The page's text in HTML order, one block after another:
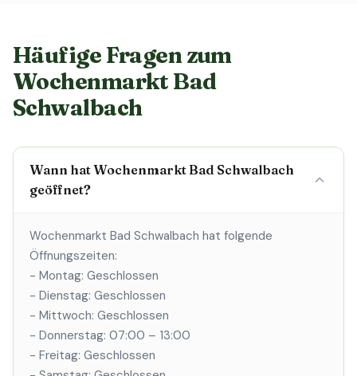
Häufige Fragen zum
Wochenmarkt Bad
Schwalbach
Wann hat Wochenmarkt Bad Schwalbach
geöffnet?
Wochenmarkt Bad Schwalbach hat folgende
Öffnungszeiten:
- Montag: Geschlossen
- Dienstag: Geschlossen
- Mittwoch: Geschlossen
- Donnerstag: 07:00 – 13:00
- Freitag: Geschlossen